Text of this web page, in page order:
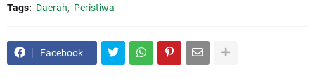
Tags: Daerah Peristiwa
Facebook